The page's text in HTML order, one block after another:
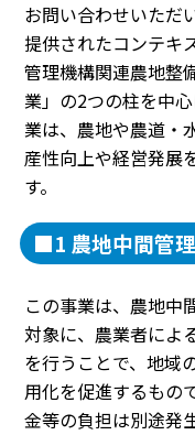
お問い合わせいただ
提供されたコンテキ
管理機構関連農地整
業」の2つの柱を中
業は、農地や農道・
産性向上や経営発展
す。
■1 農地中間管
この事業は、農地中
対象に、農業者によ
を行うことで、地域
用化を促進するもの
金等の負担は別途発